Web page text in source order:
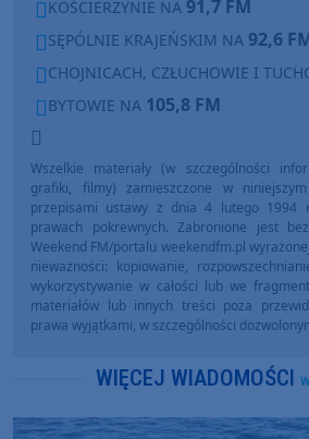
KOŚCIERZYNIE NA 91,7 FM
SĘPÓLNIE KRAJEŃSKIM NA 92,6
CHOJNICACH, CZŁUCHOWIE I
BYTOWIE NA 105,8 FM
Wszelkie materiały (w szczególności
grafiki, filmy) zamieszczone w
przepisami ustawy z dnia 4 lutego 1994
prawach pokrewnych. Zabronione jest
Weekend FM/portalu weekendfm.pl
nieważności: kopiowanie,
wykorzystywanie w całości lub we
materiałów lub innych treści poza
prawa wyjątkami, w szczególności
WIĘCEJ WIADOMOŚCI